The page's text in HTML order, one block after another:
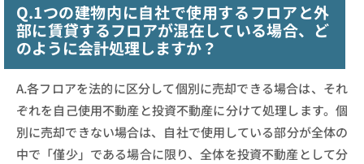
Q.1つの建物内に自社で使用するフロアと外
部に賃貸するフロアが混在している場合、ど
のように会計処理しますか？
A.各フロアを法的に区分して個別に売却できる場合は、それ
ぞれを自己使用不動産と投資不動産に分けて処理します。個
別に売却できない場合は、自社で使用している部分が全体の
中で「僅少」である場合に限り、全体を投資不動産として分